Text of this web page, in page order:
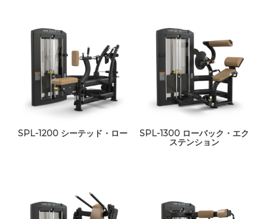
SPL-1200 シーテッド・ロー
SPL-1300 ローバック・エク
ステンション